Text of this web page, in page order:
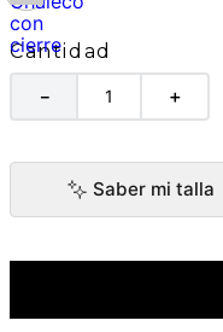
Cantidad
＋
－
Saber mi talla